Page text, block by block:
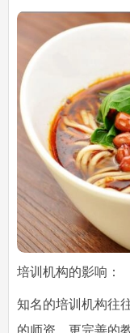
培训机构的影响：
知名的培训机构往
的师资、更完善的